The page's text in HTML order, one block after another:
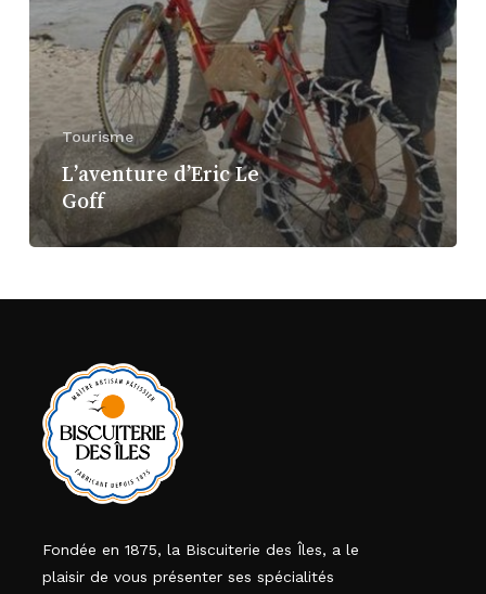
Tourisme
L’aventure d’Eric Le
Goff
Fondée en 1875, la Biscuiterie des Îles, a le
plaisir de vous présenter ses spécialités